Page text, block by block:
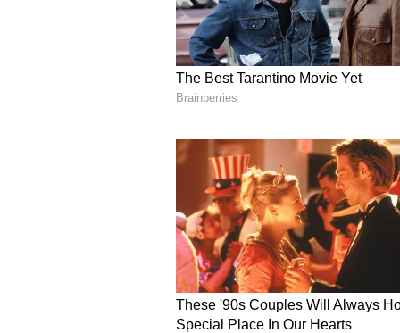
ಸ್ಮಾರಕಕ್ಕೆ ಮೊಳೆ ಹೊಡೆದಿದ್ದಾಯ್ತು,ಈಗ
ಐತಿಹಾಸಿಕ ಹಂಪಿ ದೇಶ, ವಿದೇಶಿಗರ ಅಚ್ಚು
ಈ ಐತಿಹಾಸಿಕ ತಾಣದಲ್ಲಿ ನೂರಾರು ಸಿಸಿ
ಒಂದಲ್ಲ ಒಂದು ಅಚಾತುರ್ಯಗಳು
ದೊಡ್ಡ ಮಟ್ಟದಲ್ಲಿ ಸುದ್ದಿಯಾಗಿತ್ತು.
ಕಳ್ಳತನವಾಗಿದೆ.